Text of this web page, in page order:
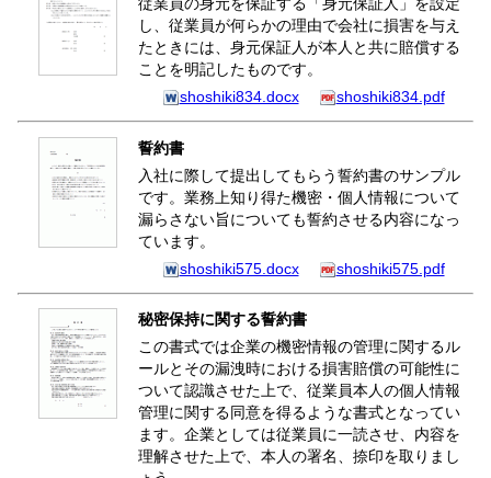
し、従業員が何らかの理由で会社に損害を与え
たときには、身元保証人が本人と共に賠償する
ことを明記したものです。
shoshiki834.docx
shoshiki834.pdf
誓約書
入社に際して提出してもらう誓約書のサンプル
です。業務上知り得た機密・個人情報について
漏らさない旨についても誓約させる内容になっ
ています。
shoshiki575.docx
shoshiki575.pdf
秘密保持に関する誓約書
この書式では企業の機密情報の管理に関するル
ールとその漏洩時における損害賠償の可能性に
ついて認識させた上で、従業員本人の個人情報
管理に関する同意を得るような書式となってい
ます。企業としては従業員に一読させ、内容を
理解させた上で、本人の署名、捺印を取りまし